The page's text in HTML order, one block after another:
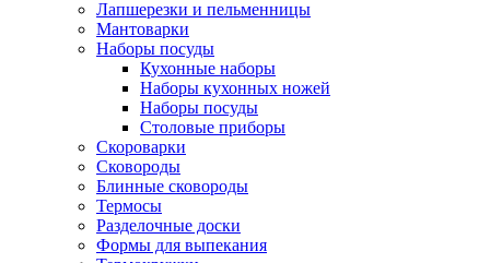
Лапшерезки и пельменницы
Мантоварки
Наборы посуды
Кухонные наборы
Наборы кухонных ножей
Наборы посуды
Столовые приборы
Скороварки
Сковороды
Блинные сковороды
Термосы
Разделочные доски
Формы для выпекания